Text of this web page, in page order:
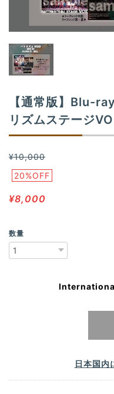
【通常版】Blu-
リズムステージ
¥10,000
20%OFF
¥8,000
数量
日本国内